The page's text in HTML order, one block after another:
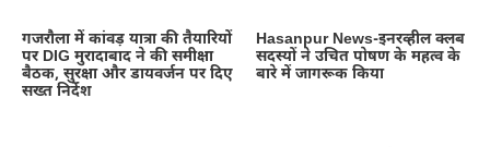
गजरौला में कांवड़ यात्रा की तैयारियों
पर DIG मुरादाबाद ने की समीक्षा
बैठक, सुरक्षा और डायवर्जन पर दिए
सख्त निर्देश
Hasanpur News-इनरव्हील क्लब
सदस्यों ने उचित पोषण के महत्व के
बारे में जागरूक किया